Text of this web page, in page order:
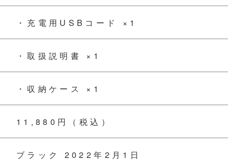
・充電用USBコード ×1
・取扱説明書 ×1
・収納ケース ×1
11,880円（税込）
ブラック 2022年2月1日